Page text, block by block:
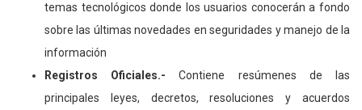
temas tecnológicos donde los usuarios conocerán a fondo
sobre las últimas novedades en seguridades y manejo de la
información
Registros Oficiales.- Contiene resúmenes de las
principales leyes, decretos, resoluciones y acuerdos